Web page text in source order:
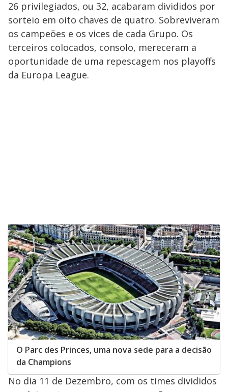
26 privilegiados, ou 32, acabaram divididos por
sorteio em oito chaves de quatro. Sobreviveram
os campeões e os vices de cada Grupo. Os
terceiros colocados, consolo, mereceram a
oportunidade de uma repescagem nos playoffs
da Europa League.
O Parc des Princes, uma nova sede para a decisão
da Champions
No dia 11 de Dezembro, com os times divididos